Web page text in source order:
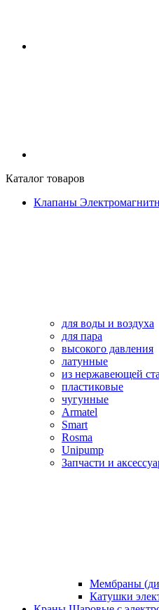
Каталог товаров
Клапаны
для воды и воздуха
для пара
высокого давления
латунные
из нержавеющей
пластиковые
чугунные
Armatel
Smart
Rosma
Unipump
Запчасти и
Мембраны
Катушки